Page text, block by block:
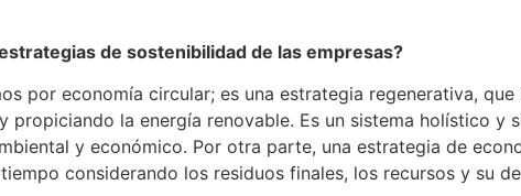
de sostenibilidad de las empresas?
por economía circular; es una estrategia regenerativa,
propiciando la energía renovable. Es un sistema holístico y
y económico. Por otra parte, una estrategia de
considerando los residuos finales, los recursos y su